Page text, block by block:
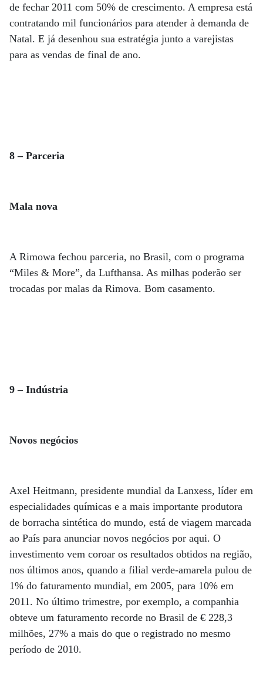
de fechar 2011 com 50% de crescimento. A empresa está
contratando mil funcionários para atender à demanda de
Natal. E já desenhou sua estratégia junto a varejistas
para as vendas de final de ano.
8 – Parceria
Mala nova
A Rimowa fechou parceria, no Brasil, com o programa
“Miles & More”, da Lufthansa. As milhas poderão ser
trocadas por malas da Rimova. Bom casamento.
9 – Indústria
Novos negócios
Axel Heitmann, presidente mundial da Lanxess, líder em
especialidades químicas e a mais importante produtora
de borracha sintética do mundo, está de viagem marcada
ao País para anunciar novos negócios por aqui. O
investimento vem coroar os resultados obtidos na região,
nos últimos anos, quando a filial verde-amarela pulou de
1% do faturamento mundial, em 2005, para 10% em
2011. No último trimestre, por exemplo, a companhia
obteve um faturamento recorde no Brasil de € 228,3
milhões, 27% a mais do que o registrado no mesmo
período de 2010.